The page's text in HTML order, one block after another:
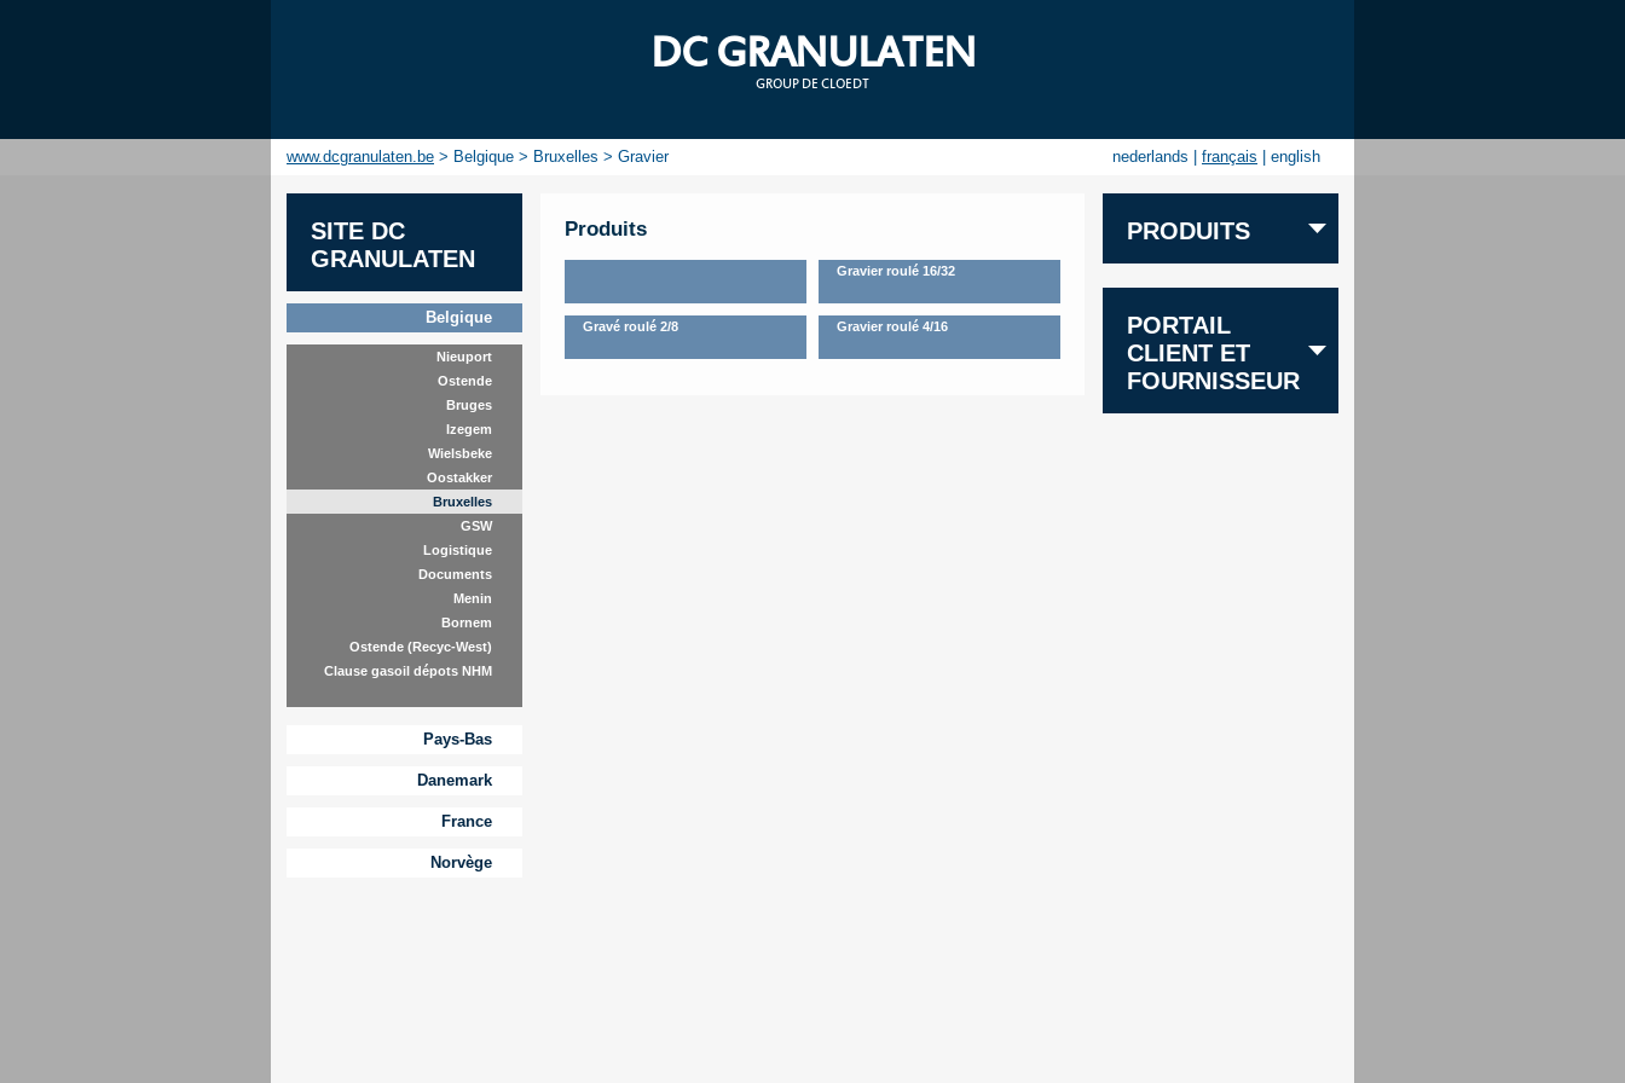
DC GRANULATEN
GROUP DE CLOEDT
www.dcgranulaten.be > Belgique > Bruxelles > Gravier nederlands français english
SITE DC
GRANULATEN
Belgique
Nieuport
Ostende
Bruges
Izegem
Wielsbeke
Oostakker
Bruxelles
GSW
Logistique
Documents
Menin
Bornem
Ostende (Recyc-West)
Clause gasoil dépots NHM
Pays-Bas
Danemark
France
Norvège
Produits
Gravier roulé 16/32
Gravé roulé 2/8 Gravier roulé 4/16
PRODUITS
Granules ornementales
Calcaire
Gravier
PORTAIL
CLIENT ET
FOURNISSEUR